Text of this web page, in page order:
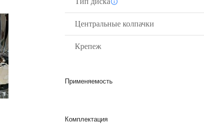
Центральные колпачки
Крепеж
Применяемость
Комплектация